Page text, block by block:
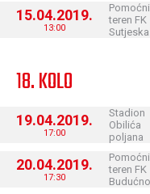
15.04.2019.
13:00
Pomoćni
teren FK
Sutjeska
18. KOLO
19.04.2019.
17:00
Stadion
Obilića
poljana
20.04.2019.
17:30
Pomoćni
teren FK